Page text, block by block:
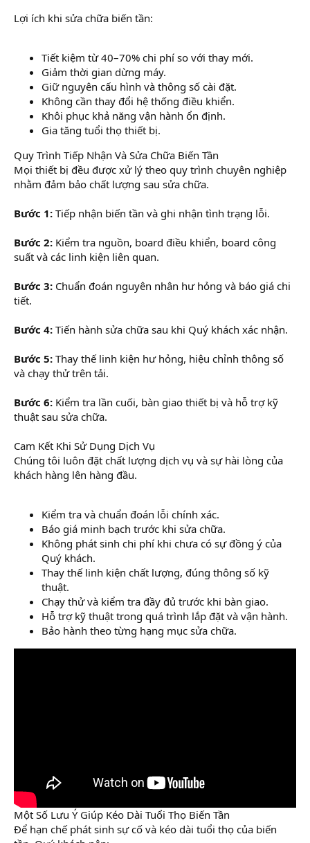
Lợi ích khi sửa chữa biến tần:
Tiết kiệm từ 40–70% chi phí so với thay mới.
Giảm thời gian dừng máy.
Giữ nguyên cấu hình và thông số cài đặt.
Không cần thay đổi hệ thống điều khiển.
Khôi phục khả năng vận hành ổn định.
Gia tăng tuổi thọ thiết bị.
Quy Trình Tiếp Nhận Và Sửa Chữa Biến Tần
Mọi thiết bị đều được xử lý theo quy trình chuyên nghiệp
nhằm đảm bảo chất lượng sau sửa chữa.
Bước 1: Tiếp nhận biến tần và ghi nhận tình trạng lỗi.
Bước 2: Kiểm tra nguồn, board điều khiển, board công
suất và các linh kiện liên quan.
Bước 3: Chuẩn đoán nguyên nhân hư hỏng và báo giá chi
tiết.
Bước 4: Tiến hành sửa chữa sau khi Quý khách xác nhận.
Bước 5: Thay thế linh kiện hư hỏng, hiệu chỉnh thông số
và chạy thử trên tải.
Bước 6: Kiểm tra lần cuối, bàn giao thiết bị và hỗ trợ kỹ
thuật sau sửa chữa.
Cam Kết Khi Sử Dụng Dịch Vụ
Chúng tôi luôn đặt chất lượng dịch vụ và sự hài lòng của
khách hàng lên hàng đầu.
Kiểm tra và chuẩn đoán lỗi chính xác.
Báo giá minh bạch trước khi sửa chữa.
Không phát sinh chi phí khi chưa có sự đồng ý của
Quý khách.
Thay thế linh kiện chất lượng, đúng thông số kỹ
thuật.
Chạy thử và kiểm tra đầy đủ trước khi bàn giao.
Hỗ trợ kỹ thuật trong quá trình lắp đặt và vận hành.
Bảo hành theo từng hạng mục sửa chữa.
Một Số Lưu Ý Giúp Kéo Dài Tuổi Thọ Biến Tần
Để hạn chế phát sinh sự cố và kéo dài tuổi thọ của biến